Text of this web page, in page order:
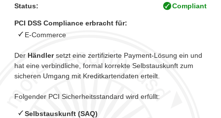
Status:
Compliant
PCI DSS Compliance erbracht für:
E-Commerce
Der Händlersetzt eine zertifizierte Payment-Lösung ein und
hat eine verbindliche, formal korrekte Selbstauskunft zum
sicheren Umgang mit Kreditkartendaten erteilt.
Folgender PCI Sicherheitsstandard wird erfüllt:
Selbstauskunft (SAQ)